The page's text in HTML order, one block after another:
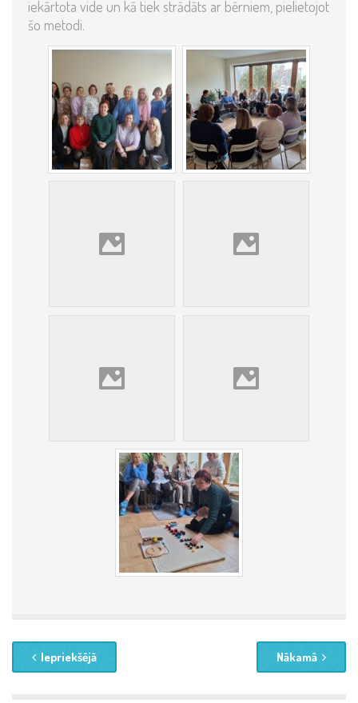
iekārtota vide un kā tiek strādāts ar bērniem, pielietojot
šo metodi.
Iepriekšējā Nākamā